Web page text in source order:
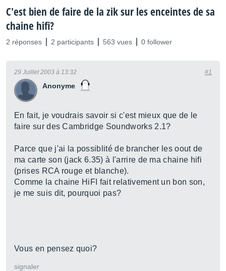
C'est bien de faire de la zik sur les enceintes de sa
chaine hifi?
2 réponses 2 participants 563 vues 0 follower
Anonyme
29 Juillet 2003 à 13:32 #1
En fait, je voudrais savoir si c'est mieux que de le
faire sur des Cambridge Soundworks 2.1?
Parce que j'ai la possiblité de brancher les oout de
ma carte son (jack 6.35) à l'arrire de ma chaine hifi
(prises RCA rouge et blanche).
Comme la chaine HiFI fait relativement un bon son,
je me suis dit, pourquoi pas?
Vous en pensez quoi?
signaler